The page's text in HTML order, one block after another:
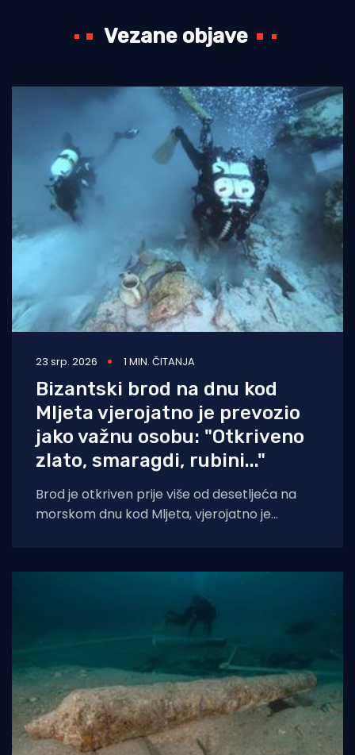
Vezane objave
23 srp. 2026 1 MIN. ČITANJA
Bizantski brod na dnu kod
Mljeta vjerojatno je prevozio
jako važnu osobu: "Otkriveno
zlato, smaragdi, rubini..."
Brod je otkriven prije više od desetljeća na
morskom dnu kod Mljeta, vjerojatno je